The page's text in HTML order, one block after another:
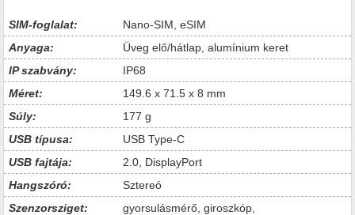
SIM-foglalat:
Nano-SIM, eSIM
Anyaga:
Üveg elő/hátlap, alumínium keret
IP szabvány:
IP68
Méret:
149.6 x 71.5 x 8 mm
Súly:
177 g
USB típusa:
USB Type-C
USB fajtája:
2.0, DisplayPort
Hangszóró:
Sztereó
Szenzorsziget:
gyorsulásmérő, giroszkóp,